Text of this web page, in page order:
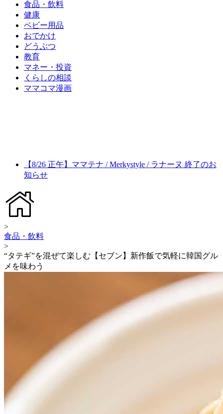
食品・飲料
健康
ベビー用品
おでかけ
どうぶつ
教育
マネー・投資
くらしの相談
ママコマ漫画
【8/26 正午】ママテナ / Merkystyle / ラナーヌ 終了のお
知らせ
>
食品・飲料
>
“タテギ”を混ぜて楽しむ【セブン】新作飯で気軽に韓国グル
メを味わう